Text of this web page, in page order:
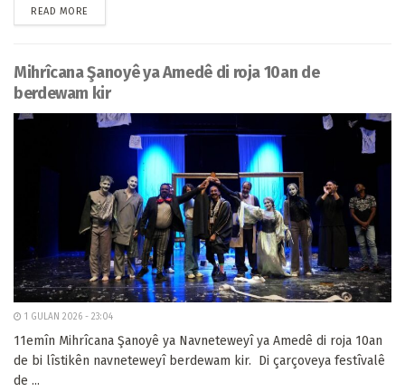
READ MORE
Mihrîcana Şanoyê ya Amedê di roja 10an de
berdewam kir
1 GULAN 2026 - 23:04
11emîn Mihrîcana Şanoyê ya Navneteweyî ya Amedê di roja 10an
de bi lîstikên navneteweyî berdewam kir. Di çarçoveya festîvalê
de ...